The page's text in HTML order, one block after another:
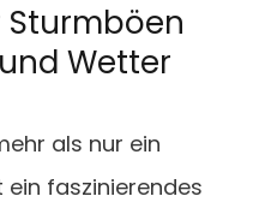
Sturmböen
Wetter
als nur ein
ein faszinierendes